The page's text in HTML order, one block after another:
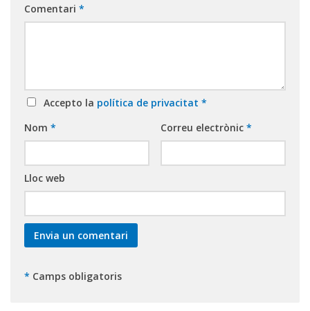
Comentari *
Accepto la política de privacitat *
Nom * Correu electrònic *
Lloc web
* Camps obligatoris